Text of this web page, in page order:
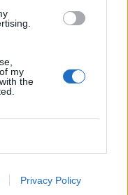
my
the
Privacy Policy